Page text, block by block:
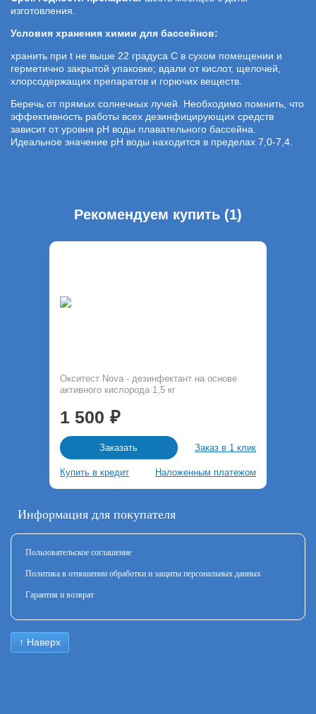
Информация для покупателя
Пользовательское соглашение
Политика в отношении обработки и защиты персональных данных
Гарантия и возврат
↑ Наверх
изготовления.
Условия хранения химии для бассейнов:
хранить при t не выше 22 градуса С в сухом помещении и
герметично закрытой упаковке; вдали от кислот, щелочей,
хлорсодержащих препаратов и горючих веществ.
Беречь от прямых солнечных лучей. Необходимо помнить, что
эффективность работы всех дезинфицирующих средств
зависит от уровня рН воды плавательного бассейна.
Идеальное значение рН воды находится в пределах 7,0-7,4.
Рекомендуем купить (1)
Окситест Nova - дезинфектант на основе
активного кислорода 1,5 кг
1 500
Заказать Заказ в 1 клик
Купить в кредит Наложенным платежом